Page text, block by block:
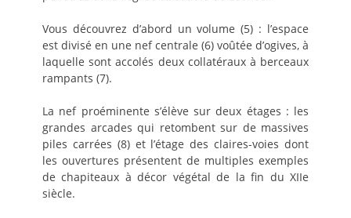
Vous découvrez d’abord un volume (5) : l’espace
est divisé en une nef centrale (6) voûtée d’ogives, à
laquelle sont accolés deux collatéraux à berceaux
rampants (7).
La nef proéminente s’élève sur deux étages : les
grandes arcades qui retombent sur de massives
piles carrées (8) et l’étage des claires-voies dont
les ouvertures présentent de multiples exemples
de chapiteaux à décor végétal de la fin du XIIe
siècle.